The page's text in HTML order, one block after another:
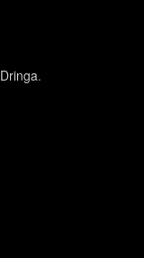
Dringa.